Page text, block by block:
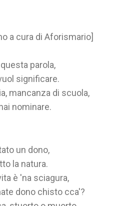
a cura di Aforismario]
parola,
significare.
mancanza di scuola,
nominare.
un dono,
la natura.
è 'na sciagura,
dono chisto cca'?